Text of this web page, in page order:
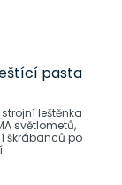
pasta
leštěnka
světlometů,
škrábanců po